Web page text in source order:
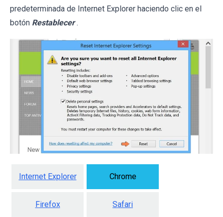
predeterminada de Internet Explorer haciendo clic en el
botón Restablecer .
Internet Explorer Chrome
Firefox Safari